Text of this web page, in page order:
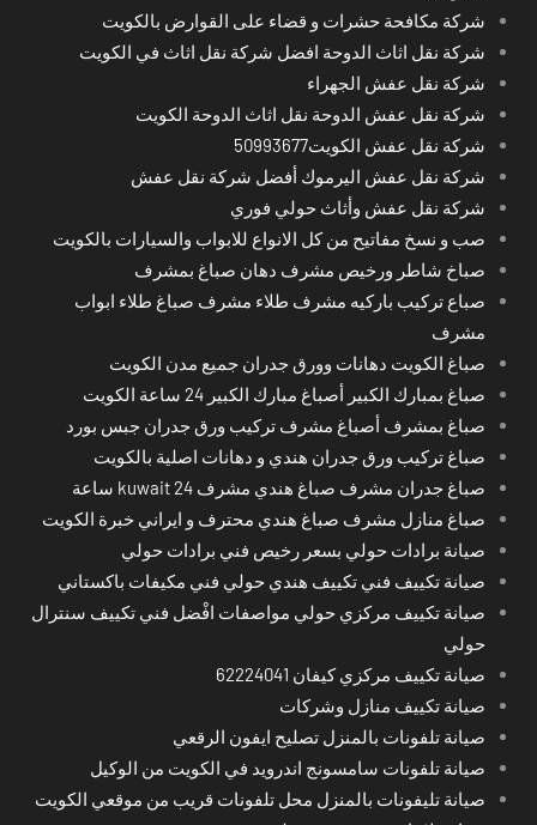
شركة مكافحة حشرات و قضاء على القوارض بالكويت
شركة نقل اثاث الدوحة افضل شركة نقل اثاث في الكويت
شركة نقل عفش الجهراء
شركة نقل عفش الدوحة نقل اثاث الدوحة الكويت
شركة نقل عفش الكويت50993677
شركة نقل عفش اليرموك أفضل شركة نقل عفش
شركة نقل عفش وأثاث حولي فوري
صب و نسخ مفاتيح من كل الانواع للابواب والسيارات بالكويت
صباخ شاطر ورخيص مشرف دهان صباغ بمشرف
صباع تركيب باركيه مشرف طلاء مشرف صباغ طلاء ابواب
مشرف
صباغ الكويت دهانات وورق جدران جميع مدن الكويت
صباغ بمبارك الكبير أصباغ مبارك الكبير 24 ساعة الكويت
صباغ بمشرف أصباغ مشرف تركيب ورق جدران جبس بورد
صباغ تركيب ورق جدران هندي و دهانات اصلية بالكويت
صباغ جدران مشرف صباغ هندي مشرف kuwait 24 ساعة
صباغ منازل مشرف صباغ هندي محترف و ايراني خبرة الكويت
صيانة برادات حولي بسعر رخيص فني برادات حولي
صيانة تكييف فني تكييف هندي حولي فني مكيفات باكستاني
صيانة تكييف مركزي حولي مواصفات افْضل فني تكييف سنترال
حولي
صيانة تكييف مركزي كيفان 62224041
صيانة تكييف منازل وشركات
صيانة تلفونات بالمنزل تصليح ايفون الرقعي
صيانة تلفونات سامسونج اندرويد في الكويت من الوكيل
صيانة تليفونات بالمنزل محل تلفونات قريب من موقعي الكويت